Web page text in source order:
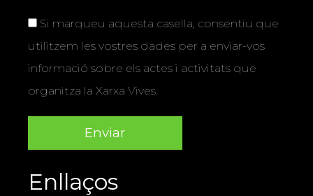
Si marqueu aquesta casella, consentiu que
utilitzem les vostres dades per a enviar-vos
informació sobre els actes i activitats que
organitza la Xarxa Vives.
Enllaços